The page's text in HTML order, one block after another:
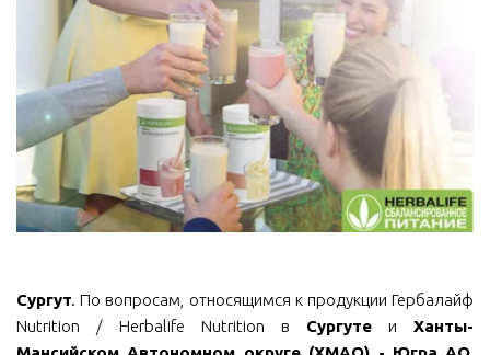
Сургут. По вопросам, относящимся к продукции Гербалайф
Nutrition / Herbalife Nutrition в СургутеиХанты-